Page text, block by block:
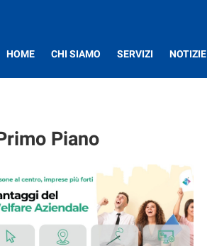
HOME CHI SIAMO SERVIZI NOTIZIE
Piano